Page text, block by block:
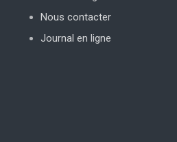
Nous contacter
Journal en ligne